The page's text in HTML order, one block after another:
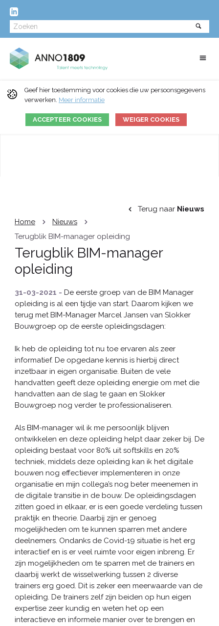
Geef hier toestemming voor cookies die uw persoonsgegevens
verwerken. Meer informatie
ACCEPTEER COOKIES WEIGER COOKIES
Terug naar Nieuws
Home
Nieuws
Terugblik BIM-manager opleiding
Terugblik BIM-manager
opleiding
31-03-2021 - De eerste groep van de BIM Manager
opleiding is al een tijdje van start. Daarom kijken we
terug met BIM-Manager Marcel Jansen van Slokker
Bouwgroep op de eerste opleidingsdagen:
Ik heb de opleiding tot nu toe ervaren als zeer
informatief. De opgedane kennis is hierbij direct
inzetbaar in eigen organisatie. Buiten de vele
handvatten geeft deze opleiding energie om met die
handvatten aan de slag te gaan en Slokker
Bouwgroep nog verder te professionaliseren.
Als BIM-manager wil ik me persoonlijk blijven
ontwikkelen en deze opleiding helpt daar zeker bij. De
opleiding bestaat voor 80% uit softskills en 20%
techniek, middels deze opleiding kan ik het digitale
bouwen nog effectiever implementeren in onze
organisatie en mijn collega’s nog beter meenemen in
de digitale transitie in de bouw. De opleidingsdagen
zitten goed in elkaar, er is een goede verdeling tussen
praktijk en theorie. Daarbij zijn er genoeg
mogelijkheden om te kunnen sparren met andere
deelnemers. Ondanks de Covid-19 situatie is het erg
interactief en is er veel ruimte voor eigen inbreng. Er
zijn mogelijkheden om te sparren met de trainers en
daarbij werkt de wisselwerking tussen 2 diverse
trainers erg goed. Dit is zeker een meerwaarde van de
opleiding. De trainers zelf zijn beiden op hun eigen
expertise zeer kundig en weten het op een
interactieve en informele manier over te brengen en